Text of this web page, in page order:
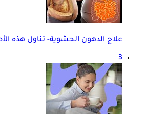
علاج الدهون الحشوية- تناول هذه
3